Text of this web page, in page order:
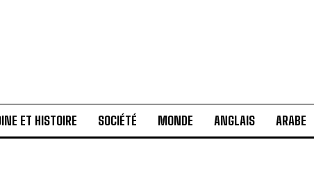
ET HISTOIRE SOCIÉTÉ MONDE ANGLAIS ARABE